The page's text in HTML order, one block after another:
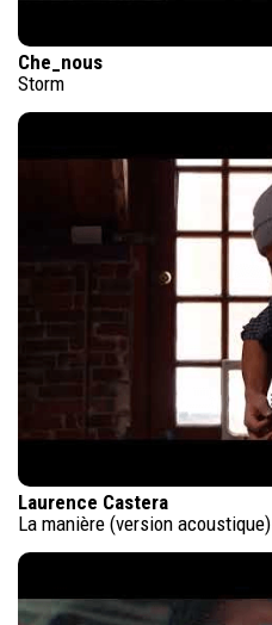
Che_nous
Storm
Laurence Castera
La manière (version acoustique)